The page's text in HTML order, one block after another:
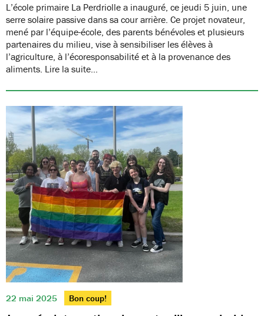
L’école primaire La Perdriolle a inauguré, ce jeudi 5 juin, une
serre solaire passive dans sa cour arrière. Ce projet novateur,
mené par l’équipe-école, des parents bénévoles et plusieurs
partenaires du milieu, vise à sensibiliser les élèves à
l’agriculture, à l’écoresponsabilité et à la provenance des
aliments. Lire la suite…
22 mai 2025 Bon coup!